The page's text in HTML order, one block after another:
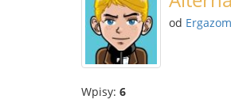
od
Wpisy: 6